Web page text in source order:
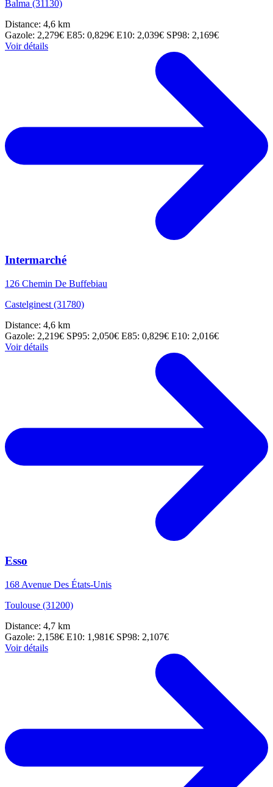
Balma (31130)
Distance: 4,6 km
Gazole: 2,279€ E85: 0,829€ E10: 2,039€ SP98: 2,169€
Voir détails
Intermarché
126 Chemin De Buffebiau
Castelginest (31780)
Distance: 4,6 km
Gazole: 2,219€ SP95: 2,050€ E85: 0,829€ E10: 2,016€
Voir détails
Esso
168 Avenue Des États-Unis
Toulouse (31200)
Distance: 4,7 km
Gazole: 2,158€ E10: 1,981€ SP98: 2,107€
Voir détails